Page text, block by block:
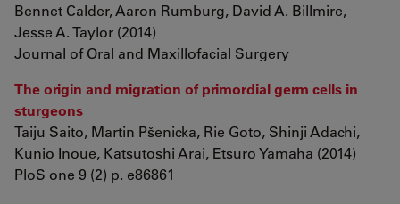
Bennet Calder, Aaron Rumburg, David A. Billmire,
Jesse A. Taylor (2014)
Journal of Oral and Maxillofacial Surgery
The origin and migration of primordial germ cells in
sturgeons
Taiju Saito, Martin Pšenicka, Rie Goto, Shinji Adachi,
Kunio Inoue, Katsutoshi Arai, Etsuro Yamaha (2014)
PloS one 9 (2) p. e86861